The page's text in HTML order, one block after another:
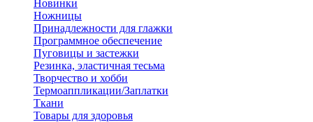
Новинки
Ножницы
Принадлежности для глажки
Программное обеспечение
Пуговицы и застежки
Резинка, эластичная тесьма
Творчество и хобби
Термоаппликации/Заплатки
Ткани
Товары для здоровья